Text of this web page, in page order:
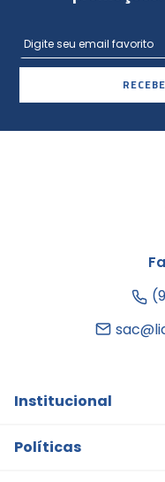
Institucional
Quem somos
Políticas